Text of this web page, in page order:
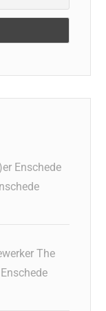
Enschede
The